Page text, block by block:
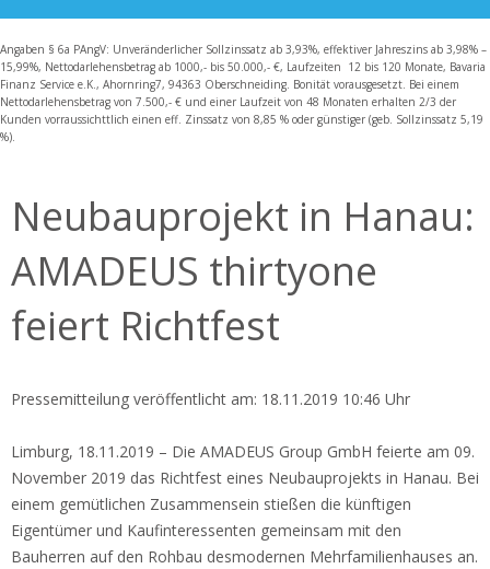
Angaben § 6a PAngV: Unveränderlicher Sollzinssatz ab 3,93%, effektiver Jahreszins ab 3,98% –
15,99%, Nettodarlehensbetrag ab 1000,- bis 50.000,- €, Laufzeiten 12 bis 120 Monate, Bavaria
Finanz Service e.K., Ahornring7, 94363 Oberschneiding. Bonität vorausgesetzt. Bei einem
Nettodarlehensbetrag von 7.500,- € und einer Laufzeit von 48 Monaten erhalten 2/3 der
Kunden vorraussichttlich einen eff. Zinssatz von 8,85 % oder günstiger (geb. Sollzinssatz 5,19
%).
Neubauprojekt in Hanau:
AMADEUS thirtyone
feiert Richtfest
Pressemitteilung veröffentlicht am: 18.11.2019 10:46 Uhr
Limburg, 18.11.2019 – Die AMADEUS Group GmbH feierte am 09.
November 2019 das Richtfest eines Neubauprojekts in Hanau. Bei
einem gemütlichen Zusammensein stießen die künftigen
Eigentümer und Kaufinteressenten gemeinsam mit den
Bauherren auf den Rohbau desmodernen Mehrfamilienhauses an.